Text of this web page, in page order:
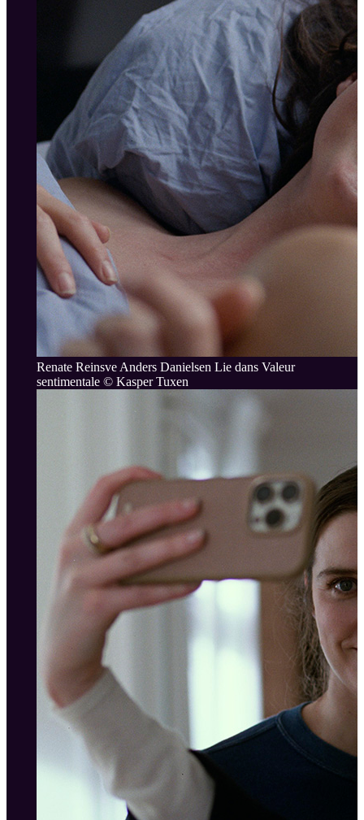
Renate Reinsve Anders Danielsen Lie dans Valeur
sentimentale © Kasper Tuxen